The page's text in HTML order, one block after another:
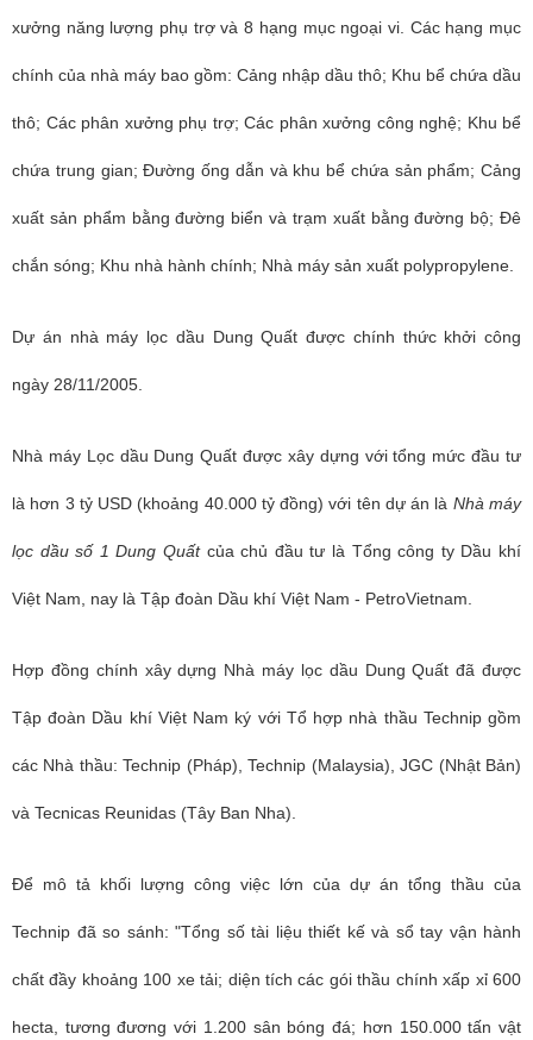
xưởng năng lượng phụ trợ và 8 hạng mục ngoại vi. Các hạng mục
chính của nhà máy bao gồm: Cảng nhập dầu thô; Khu bể chứa dầu
thô; Các phân xưởng phụ trợ; Các phân xưởng công nghệ; Khu bể
chứa trung gian; Đường ống dẫn và khu bể chứa sản phẩm; Cảng
xuất sản phẩm bằng đường biển và trạm xuất bằng đường bộ; Đê
chắn sóng; Khu nhà hành chính; Nhà máy sản xuất polypropylene.
Dự án nhà máy lọc dầu Dung Quất được chính thức khởi công
ngày 28/11/2005.
Nhà máy Lọc dầu Dung Quất được xây dựng với tổng mức đầu tư
là hơn 3 tỷ USD (khoảng 40.000 tỷ đồng) với tên dự án là Nhà máy
lọc dầu số 1 Dung Quấtcủa chủ đầu tư là Tổng công ty Dầu khí
Việt Nam, nay là Tập đoàn Dầu khí Việt Nam - PetroVietnam.
Hợp đồng chính xây dựng Nhà máy lọc dầu Dung Quất đã được
Tập đoàn Dầu khí Việt Nam ký với Tổ hợp nhà thầu Technip gồm
các Nhà thầu: Technip (Pháp), Technip (Malaysia), JGC (Nhật Bản)
và Tecnicas Reunidas (Tây Ban Nha).
Để mô tả khối lượng công việc lớn của dự án tổng thầu của
Technip đã so sánh: "Tổng số tài liệu thiết kế và sổ tay vận hành
chất đầy khoảng 100 xe tải; diện tích các gói thầu chính xấp xỉ 600
hecta, tương đương với 1.200 sân bóng đá; hơn 150.000 tấn vật